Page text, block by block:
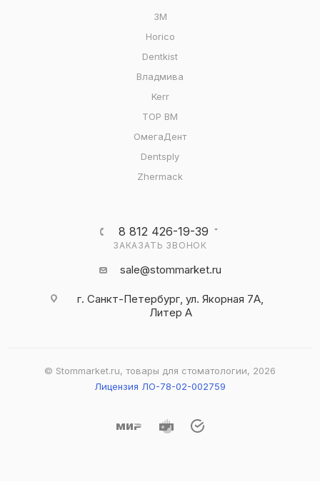
3M
Horico
Dentkist
Владмива
Kerr
ТОР ВМ
ОмегаДент
Dentsply
Zhermack
8 812 426-19-39
ЗАКАЗАТЬ ЗВОНОК
sale@stommarket.ru
г. Cанкт-Петербург, ул. Якорная 7А,
Литер А
© Stommarket.ru, товары для стоматологии, 2026
Лицензия ЛО-78-02-002759